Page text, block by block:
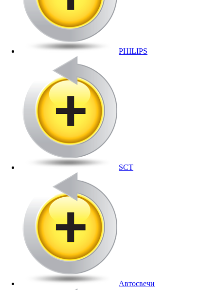
PHILIPS
SCT
Автосвечи